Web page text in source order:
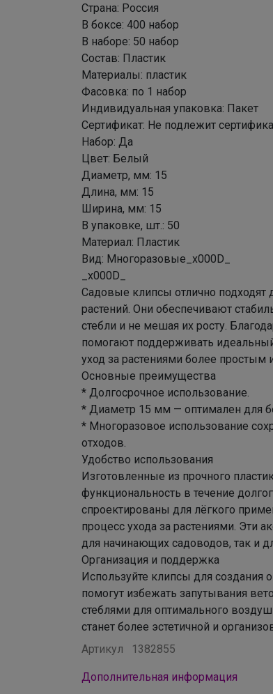
Страна: Россия
В боксе: 400 набор
В наборе: 50 набор
Состав: Пластик
Материалы: пластик
Фасовка: по 1 набор
Индивидуальная упаковка: Пакет
Сертификат: Не подлежит
Набор: Да
Цвет: Белый
Диаметр, мм: 15
Длина, мм: 15
Ширина, мм: 15
В упаковке, шт.: 50
Материал: Пластик
Вид: Многоразовые_x000D_
_x000D_
Садовые клипсы отлично подходят
растений. Они обеспечивают
стебли и не мешая их росту.
помогают поддерживать
уход за растениями более
Основные преимущества
* Долгосрочное использование.
* Диаметр 15 мм — оптимален для
* Многоразовое использование
отходов.
Удобство использования
Изготовленные из прочного
функциональность в течение
спроектированы для лёгкого
процесс ухода за растениями. Эти
для начинающих садоводов, так и
Организация и поддержка
Используйте клипсы для создания
помогут избежать запутывания
стеблями для оптимального
станет более эстетичной и
Артикул
1382855
Дополнительная информация